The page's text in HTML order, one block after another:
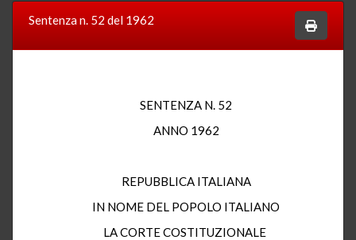
Sentenza n. 52 del 1962
SENTENZA N. 52
ANNO 1962
REPUBBLICA ITALIANA
IN NOME DEL POPOLO ITALIANO
LA CORTE COSTITUZIONALE